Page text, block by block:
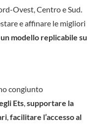
Ovest, Centro e Sud.
e affinare le migliori
modello replicabile su
congiunto
Ets,supportare la
,facilitare l’accesso al